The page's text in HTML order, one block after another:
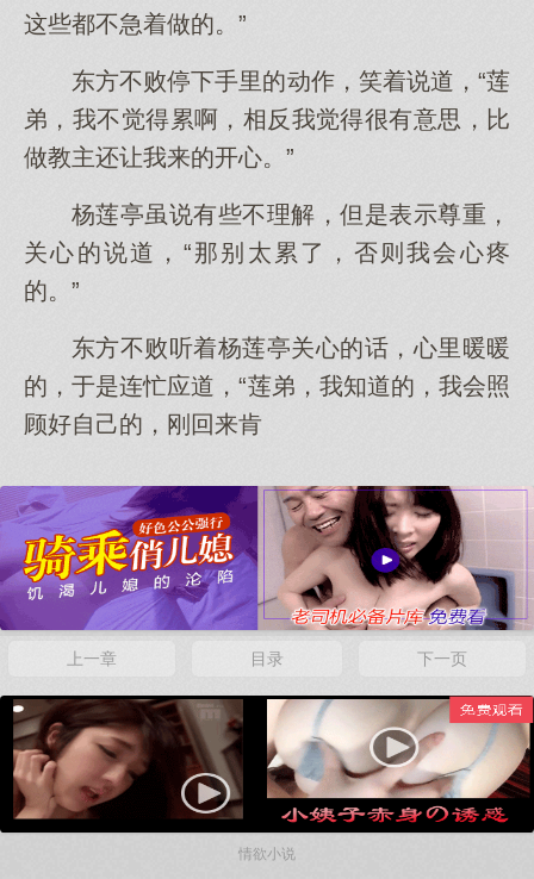
这些都不急着做的。”
东方不败停下手里的动作，笑着说道，“莲
弟，我不觉得累啊，相反我觉得很有意思，比
做教主还让我来的开心。”
杨莲亭虽说有些不理解，但是表示尊重，
关心的说道，“那别太累了，否则我会心疼
的。”
东方不败听着杨莲亭关心的话，心里暖暖
的，于是连忙应道，“莲弟，我知道的，我会照
顾好自己的，刚回来肯
上一章 目录 下一页
情欲小说